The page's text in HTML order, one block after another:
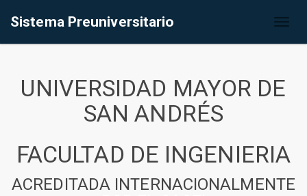
Sistema Preuniversitario
UNIVERSIDAD MAYOR DE
SAN ANDRÉS
FACULTAD DE INGENIERIA
ACREDITADA INTERNACIONALMENTE